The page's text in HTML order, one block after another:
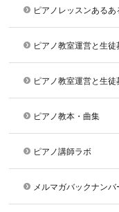
ピアノレッスンあるあ
ピアノ教室運営と生
ピアノ教室運営と生
ピアノ教本・曲集
ピアノ講師ラボ
メルマガバックナンバ